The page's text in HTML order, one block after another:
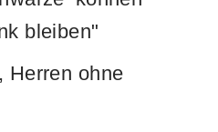
bleiben"
Herren ohne